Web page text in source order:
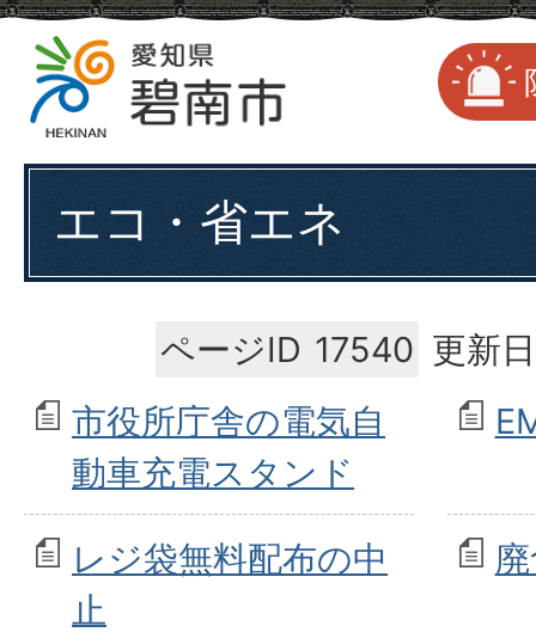
エコ・省エネ
ページID 17540 更新
市役所庁舎の電気自
動車充電スタンド
レジ袋無料配布の中
止